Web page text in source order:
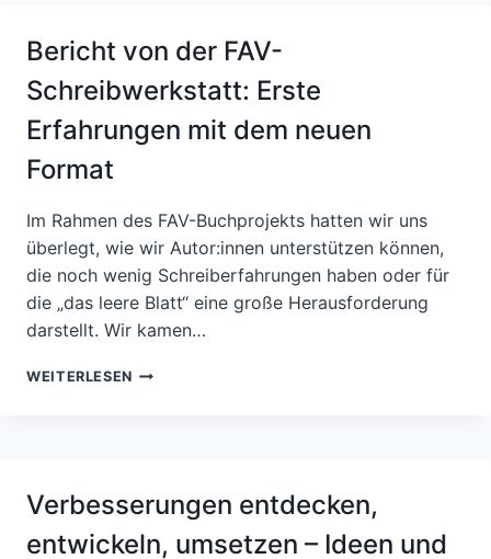
AM
–
WEG
WANDEL?!
Bericht von der FAV-
Schreibwerkstatt: Erste
Erfahrungen mit dem neuen
Format
Im Rahmen des FAV-Buchprojekts hatten wir uns
überlegt, wie wir Autor:innen unterstützen können,
die noch wenig Schreiberfahrungen haben oder für
die „das leere Blatt“ eine große Herausforderung
darstellt. Wir kamen…
WEITERLESEN BERICHT
ERFAHRUNGEN
DEM
Verbesserungen entdecken,
entwickeln, umsetzen – Ideen und